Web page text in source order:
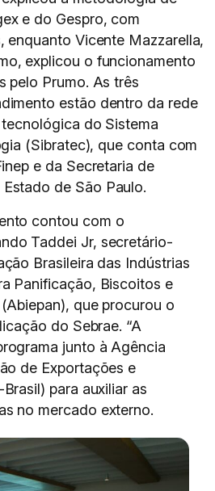
e do Gespro, com
enquanto Vicente Mazzarella,
explicou o funcionamento
pelo Prumo. As três
estão dentro da rede
do Sistema
(Sibratec), que conta com
e da Secretaria de
de São Paulo.
contou com o
Taddei Jr, secretário-
Brasileira das Indústrias
Panificação, Biscoitos e
que procurou o
do Sebrae. “A
junto à Agência
de Exportações e
para auxiliar as
no mercado externo.